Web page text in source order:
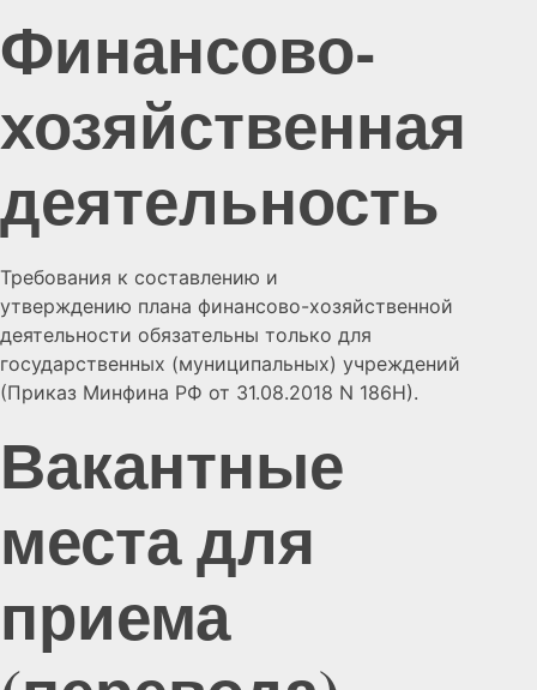
Финансово-
хозяйственная
деятельность
Требования к составлению и
утверждению плана финансово-хозяйственной
деятельности обязательны только для
государственных (муниципальных) учреждений
(Приказ Минфина РФ от 31.08.2018 N 186Н).
Вакантные
места для
приема